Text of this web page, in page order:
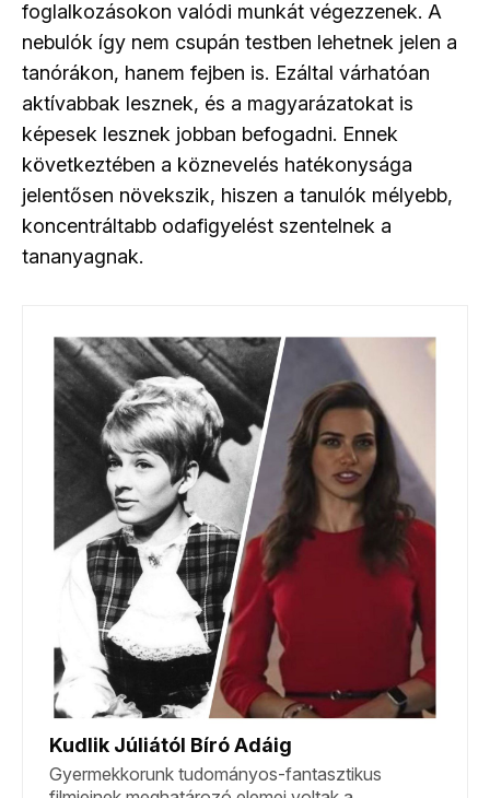
foglalkozásokon valódi munkát végezzenek. A
nebulók így nem csupán testben lehetnek jelen a
tanórákon, hanem fejben is. Ezáltal várhatóan
aktívabbak lesznek, és a magyarázatokat is
képesek lesznek jobban befogadni. Ennek
következtében a köznevelés hatékonysága
jelentősen növekszik, hiszen a tanulók mélyebb,
koncentráltabb odafigyelést szentelnek a
tananyagnak.